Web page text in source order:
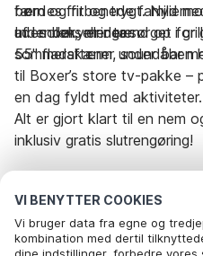
VI BENYTTER COOKIES
Vi bruger data fra egne og
kombination med dertil
færdes frit og trygt. Nyd
af i solen, eller tænd op i
sommeraftener under åben
børn og firbenede
uden bekymringer.
Indendørs er der sørget for
55" fladskærm, soundbar
til Boxer’s store tv-pakke –
en dag fyldt med aktiviteter.
Alt er gjort klart til en nem
inklusiv gratis slutrengøring!
uanset om du kommer med
fred og ro i smukke